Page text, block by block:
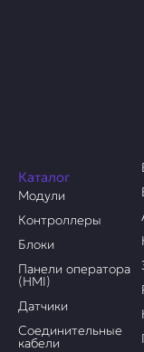
Каталог
Модули
Контроллеры
Блоки
Панели оператора
(HMI)
Датчики
Соединительные
кабели